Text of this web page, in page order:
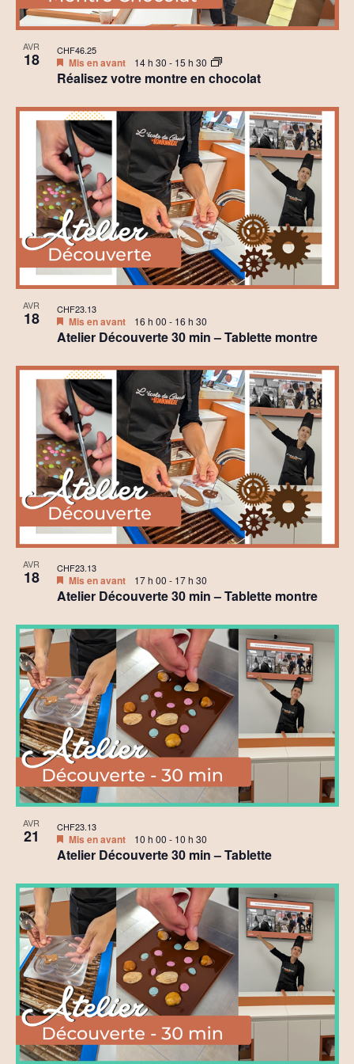
AVR
18
Réalisez votre montre en chocolat
Mis en avant 14 h 30 - 15 h 30
CHF46.25
AVR
18
Atelier Découverte 30 min – Tablette montre
Mis en avant 16 h 00 - 16 h 30
CHF23.13
AVR
18
Atelier Découverte 30 min – Tablette montre
Mis en avant 17 h 00 - 17 h 30
CHF23.13
AVR
21
Atelier Découverte 30 min – Tablette
Mis en avant 10 h 00 - 10 h 30
CHF23.13